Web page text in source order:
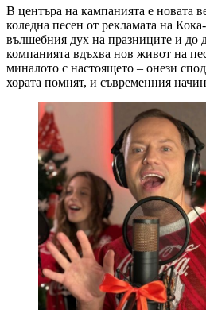
В центъра на кампанията е новата
коледна песен от рекламата на
вълшебния дух на празниците и до
компанията вдъхва нов живот на
миналото с настоящето – онези
хората помнят, и съвременния